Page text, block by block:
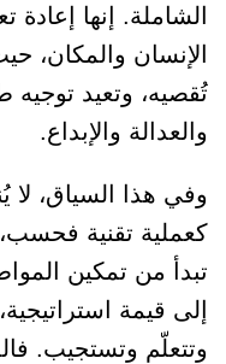
الشاملة. إنها إعادة
الإنسان والمكان،
تُقصيه، وتعيد توجيه
والعدالة والإبداع.
وفي هذا السياق، لا
كعملية تقنية
تبدأ من تمكين
إلى قيمة
وتتعلّم وتستجيب.